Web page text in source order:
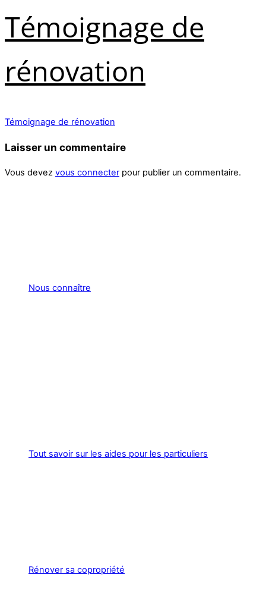
Témoignage de
rénovation
Témoignage de rénovation
Laisser un commentaire
Vous devez vous connecter pour publier un commentaire.
Nous connaître
Tout savoir sur les aides pour les particuliers
Rénover sa copropriété